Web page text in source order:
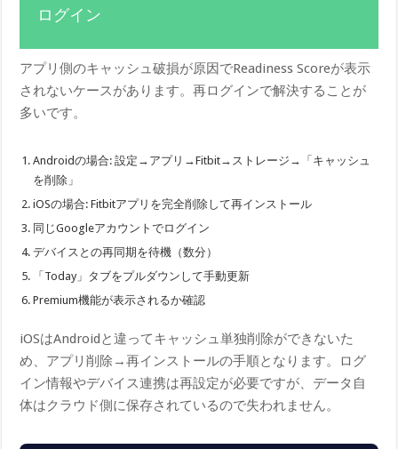
ログイン
アプリ側のキャッシュ破損が原因でReadiness Scoreが表示
されないケースがあります。再ログインで解決することが
多いです。
Androidの場合: 設定→アプリ→Fitbit→ストレージ→「キャッシュ
を削除」
iOSの場合: Fitbitアプリを完全削除して再インストール
同じGoogleアカウントでログイン
デバイスとの再同期を待機（数分）
「Today」タブをプルダウンして手動更新
Premium機能が表示されるか確認
iOSはAndroidと違ってキャッシュ単独削除ができないた
め、アプリ削除→再インストールの手順となります。ログ
イン情報やデバイス連携は再設定が必要ですが、データ自
体はクラウド側に保存されているので失われません。